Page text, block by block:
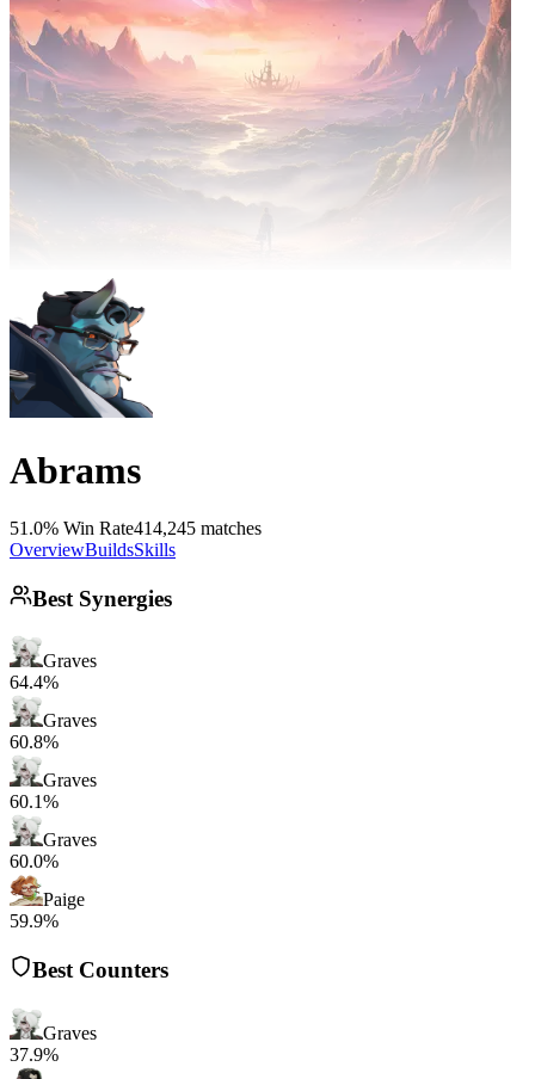
Abrams
51.0% Win Rate414,245 matches
OverviewBuildsSkills
Best Synergies
Graves
64.4%
Graves
60.8%
Graves
60.1%
Graves
60.0%
Paige
59.9%
Best Counters
Graves
37.9%